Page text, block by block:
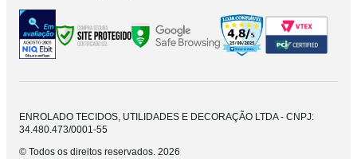
ENROLADO TECIDOS, UTILIDADES E DECORAÇÃO LTDA - CNPJ:
34.480.473/0001-55
© Todos os direitos reservados. 2026